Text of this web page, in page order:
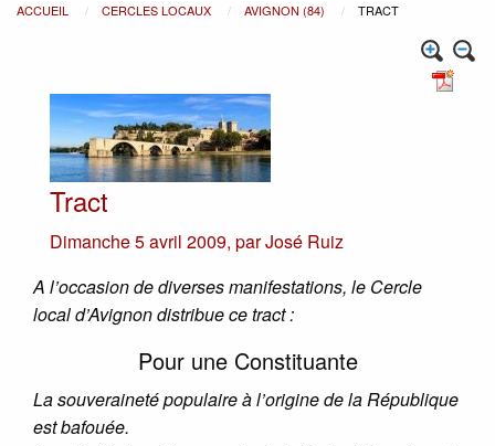
ACCUEIL CERCLES LOCAUX AVIGNON (84) TRACT
Tract
Dimanche 5 avril 2009, parJosé Ruiz
A l’occasion de diverses manifestations, le Cercle
local d’Avignon distribue ce tract :
Pour une Constituante
La souveraineté populaire à l’origine de la République
est bafouée.